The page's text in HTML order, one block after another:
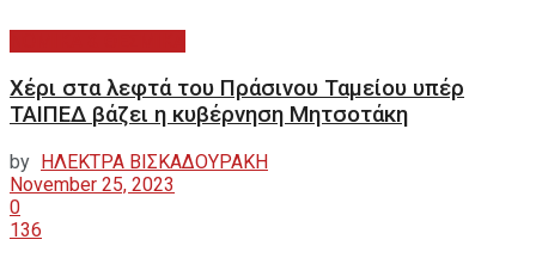
Χέρι στα λεφτά του Πράσινου Ταμείου υπέρ
ΤΑΙΠΕΔ βάζει η κυβέρνηση Μητσοτάκη
by ΗΛΕΚΤΡΑ ΒΙΣΚΑΔΟΥΡΑΚΗ
November 25, 2023
0
136